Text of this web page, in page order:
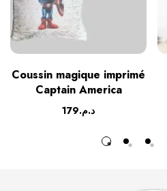
Coussin magique imprimé
Captain America
د.م.179